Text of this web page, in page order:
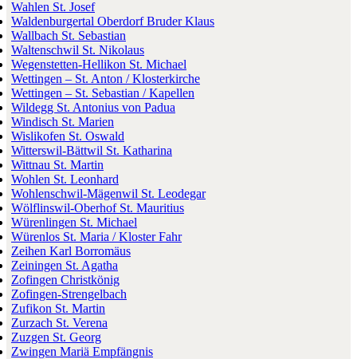
Wahlen St. Josef
Waldenburgertal Oberdorf Bruder Klaus
Wallbach St. Sebastian
Waltenschwil St. Nikolaus
Wegenstetten-Hellikon St. Michael
Wettingen – St. Anton / Klosterkirche
Wettingen – St. Sebastian / Kapellen
Wildegg St. Antonius von Padua
Windisch St. Marien
Wislikofen St. Oswald
Witterswil-Bättwil St. Katharina
Wittnau St. Martin
Wohlen St. Leonhard
Wohlenschwil-Mägenwil St. Leodegar
Wölflinswil-Oberhof St. Mauritius
Würenlingen St. Michael
Würenlos St. Maria / Kloster Fahr
Zeihen Karl Borromäus
Zeiningen St. Agatha
Zofingen Christkönig
Zofingen-Strengelbach
Zufikon St. Martin
Zurzach St. Verena
Zuzgen St. Georg
Zwingen Mariä Empfängnis